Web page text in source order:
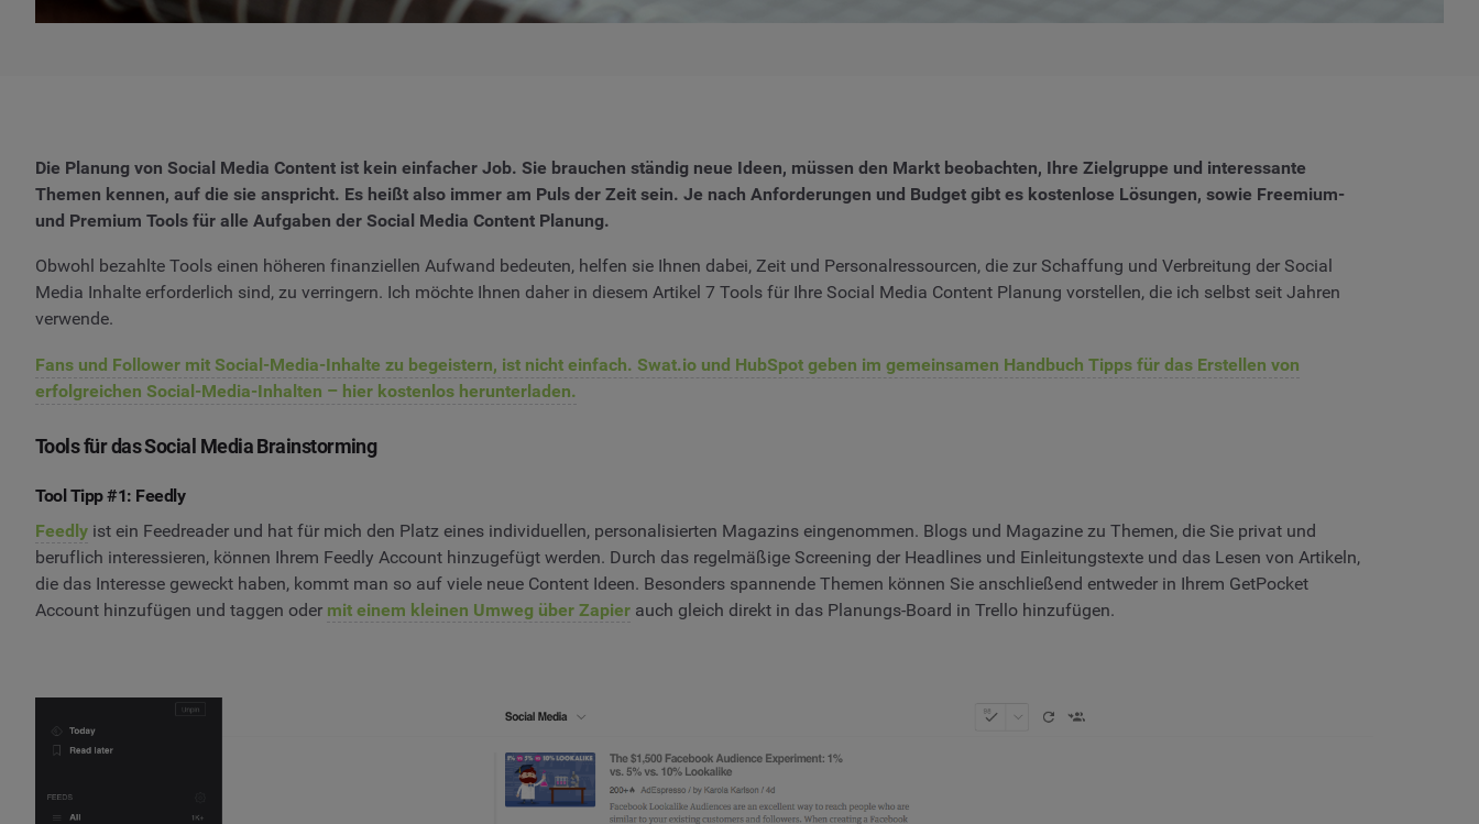
Die Planung von Social Media Content ist kein einfacher Job. Sie brauchen ständig neue Ideen, müssen den Markt beobachten, Ihre Zielgruppe und interessante
Themen kennen, auf die sie anspricht. Es heißt also immer am Puls der Zeit sein. Je nach Anforderungen und Budget gibt es kostenlose Lösungen, sowie Freemium-
und Premium Tools für alle Aufgaben der Social Media Content Planung.
Obwohl bezahlte Tools einen höheren finanziellen Aufwand bedeuten, helfen sie Ihnen dabei, Zeit und Personalressourcen, die zur Schaffung und Verbreitung der Social
Media Inhalte erforderlich sind, zu verringern. Ich möchte Ihnen daher in diesem Artikel 7 Tools für Ihre Social Media Content Planung vorstellen, die ich selbst seit Jahren
verwende.
Fans und Follower mit Social-Media-Inhalte zu begeistern, ist nicht einfach. Swat.io und HubSpot geben im gemeinsamen Handbuch Tipps für das Erstellen von
erfolgreichen Social-Media-Inhalten – hier kostenlos herunterladen.
Tools für das Social Media Brainstorming
Tool Tipp #1: Feedly
Feedly ist ein Feedreader und hat für mich den Platz eines individuellen, personalisierten Magazins eingenommen. Blogs und Magazine zu Themen, die Sie privat und
beruflich interessieren, können Ihrem Feedly Account hinzugefügt werden. Durch das regelmäßige Screening der Headlines und Einleitungstexte und das Lesen von Artikeln,
die das Interesse geweckt haben, kommt man so auf viele neue Content Ideen. Besonders spannende Themen können Sie anschließend entweder in Ihrem GetPocket
Account hinzufügen und taggen oder mit einem kleinen Umweg über Zapier auch gleich direkt in das Planungs-Board in Trello hinzufügen.